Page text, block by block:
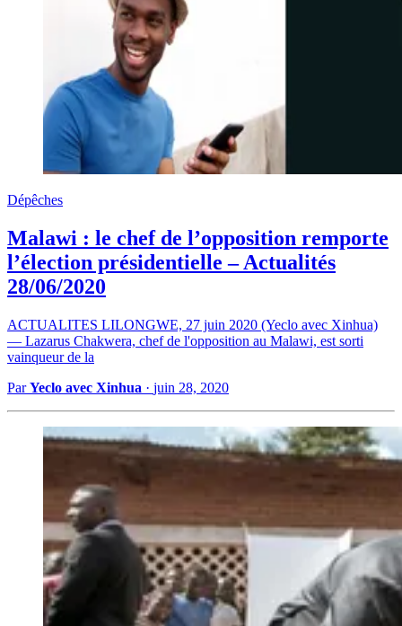
Dépêches
Malawi : le chef de l’opposition remporte
l’élection présidentielle – Actualités
28/06/2020
ACTUALITES LILONGWE, 27 juin 2020 (Yeclo avec Xinhua)
— Lazarus Chakwera, chef de l'opposition au Malawi, est sorti
vainqueur de la
ParYeclo avec Xinhua · juin 28, 2020